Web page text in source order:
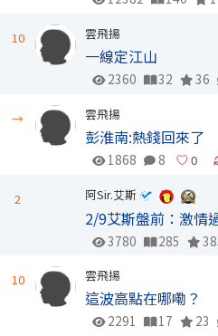
10 雲飛揚
一線定江山
2360 32 36
→ 雲飛揚
彭淮南:熱錢回來了
1868 8
2 阿Sir.艾斯
2/9艾斯盤前：激情
3780 285
10 雲飛揚
這波高點在哪嘞？
2291 17 23